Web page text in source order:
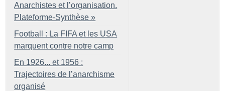
Anarchistes et l’organisation.
Plateforme-Synthèse »
Football : La FIFA et les USA
marquent contre notre camp
En 1926... et 1956 :
Trajectoires de l’anarchisme
organisé